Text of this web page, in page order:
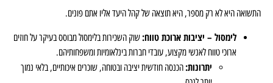
התשואה היא לא רק מספר, היא תוצאה של קהל היעד אליו אתם פונים.
לימסול – יציבות ארוכת טווח:שוק השכירות בלימסול מבוסס בעיקר על חוזים
ארוכי טווח לאנשי מקצוע, עובדי חברות בינלאומיות ומשפחותיהם.
יתרונות:הכנסה חודשית יציבה ובטוחה, שוכרים איכותיים, בלאי נמוך